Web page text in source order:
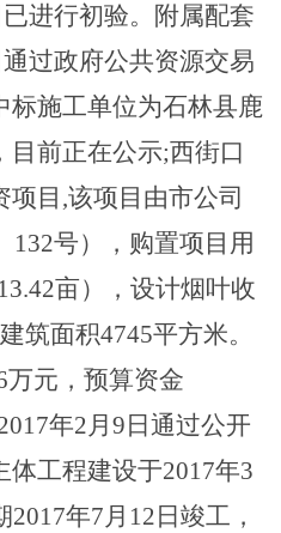
进行初验。附属配套
过政府公共资源交易
标施工单位为石林县鹿
前正在公示;西街口
目,该项目由市公司
132号），购置项目用
亩），设计烟叶收
筑面积4745平方米。
万元，预算资金
年2月9日通过公开
工程建设于2017年3
年7月12日竣工，